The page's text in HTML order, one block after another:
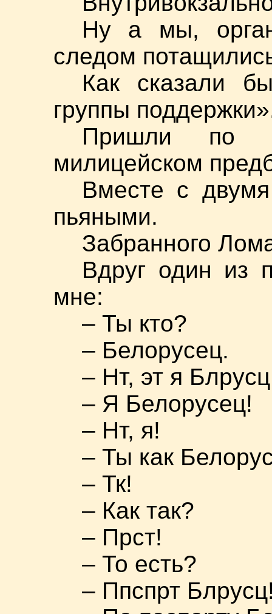
Ну а мы,
следом
Как сказали
группы
Пришли по
милицейском
Вместе с
пьяными.
Забранного
Вдруг один из
мне:
– Ты кто?
– Белорусец.
– Нт, эт я
– Я Белорусец!
– Нт, я!
– Ты как
– Тк!
– Как так?
– Прст!
– То есть?
– Ппспрт